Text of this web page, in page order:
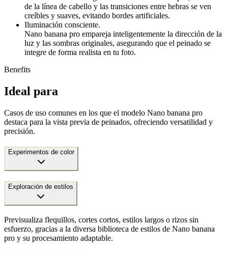
de la línea de cabello y las transiciones entre hebras se ven
creíbles y suaves, evitando bordes artificiales.
Iluminación consciente.
Nano banana pro empareja inteligentemente la dirección de la
luz y las sombras originales, asegurando que el peinado se
integre de forma realista en tu foto.
Benefits
Ideal para
Casos de uso comunes en los que el modelo Nano banana pro
destaca para la vista previa de peinados, ofreciendo versatilidad y
precisión.
Experimentos de color
Exploración de estilos
Previsualiza flequillos, cortes cortos, estilos largos o rizos sin
esfuerzo, gracias a la diversa biblioteca de estilos de Nano banana
pro y su procesamiento adaptable.